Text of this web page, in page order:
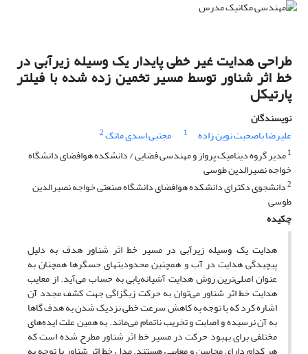
طراحی هدایت غیر خطی پایدار یک وسیله زیرآبی در
خط اثر شناور توسط مسیر تخمین زده شده با فیلتر
پارتیکل
نویسندگان
علیرضا باصحبت نوین زاده
1 مجتبی اسدی ماتک2
1مدیر گروه دینامیک پرواز و مهندسی فضایی / دانشکده هوافضای دانشگاه
خواجه نصیرالدین طوسی
2دانشجوی دکترای دانشکده هوافضای دانشگاه صنعتی خواجه نصیرالدین
طوسی
چکیده
هدایت یک وسیله زیرآبی در مسیر خط اثر شناور هدف به دلیل
پیچیدگی هدایت در آب و همچنین محدودیتهای حسگرها همچنان به
عنوان اصلی‌ترین روش هدایت آشیانه‌یابی به حساب می‌آید. از معایب
هدایت خط اثر شناور می‌توان به حرکت زیگزاگی جهت کشف مجدد آن
اشاره کرد که با توجه به کاهش سرعت خطی نزدیک شدن به هدف گاها
به آن نرسیده و اصابت و تخریب ناتمام می‌ماند. به همین علت ایده‌های
مختلفی برای بهبود حرکت در مسیر خط اثر شناور مطرح شده است که